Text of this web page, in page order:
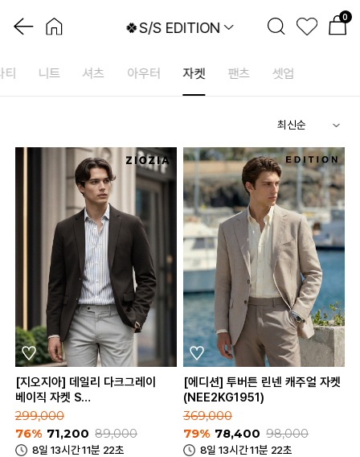
0
🍀S/S EDITION
니트 셔츠 아우터 자켓 팬츠 셋업
[지오지아] 데일리 다크그레이
베이직 자켓 S
(AAE2KG1602_DGR)
299,000
76% 71,200 89,000
8일 13시간 11분 22초
[에디션] 투버튼 린넨 캐주얼 자켓
(NEE2KG1951)
369,000
79% 78,400 98,000
8일 13시간 11분 22초